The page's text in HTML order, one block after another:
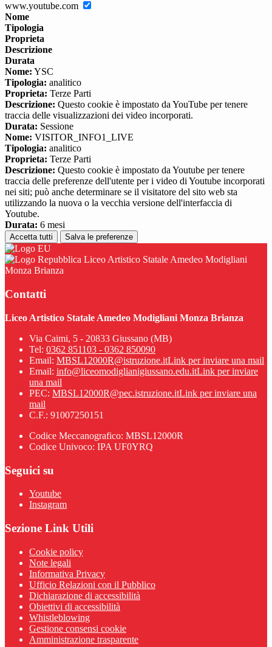
www.youtube.com
Nome
Tipologia
Proprieta
Descrizione
Durata
Nome: YSC
Tipologia: analitico
Proprieta: Terze Parti
Descrizione: Questo cookie è impostato da YouTube per tenere
traccia delle visualizzazioni dei video incorporati.
Durata: Sessione
Nome: VISITOR_INFO1_LIVE
Tipologia: analitico
Proprieta: Terze Parti
Descrizione: Questo cookie è impostato da Youtube per tenere
traccia delle preferenze dell'utente per i video di Youtube incorporati
nei siti; può anche determinare se il visitatore del sito web sta
utilizzando la nuova o la vecchia versione dell'interfaccia di
Youtube.
Durata: 6 mesi
Accetta tutti Salva le preferenze
Liceo Artistico Statale Amedeo Modigliani
Monza Brianza
Contatti
Liceo Artistico Statale Amedeo Modigliani Monza Brianza
Via Caimi, 5 - 20833 Giussano (MB)
Tel: 0362 851103 - 0362 850090
Email: MBSL12000R@istruzione.itLink per inviare una mail
Email: info@liceomodiglianigiussano.edu.itLink per inviare
una mail
PEC: MBSL12000R@pec.istruzione.itLink per inviare una
mail
C.F.: 91007250151
Codice Meccanografico: MBSL12000R
Codice Univoco: IPA UF0YRQ
Seguici su
Youtube
Instagram
Sezione Link Utili
Cookie policy
Note legali
Informativa Privacy
Ufficio Relazioni con il Pubblico
Dichiarazione di accessibilità
Obiettivi di accessibilità
Whistleblowing
Gestione consensi cookie
Amministrazione trasparente